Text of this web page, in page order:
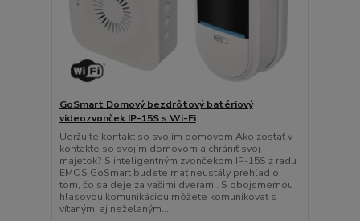
GoSmart Domový bezdrôtový batériový
videozvonček IP-15S s Wi-Fi
Udržujte kontakt so svojím domovom Ako zostať v
kontakte so svojím domovom a chrániť svoj
majetok? S inteligentným zvončekom IP-15S z radu
EMOS GoSmart budete mať neustály prehľad o
tom, čo sa deje za vašimi dverami. S obojsmernou
hlasovou komunikáciou môžete komunikovať s
vítanými aj neželaným...